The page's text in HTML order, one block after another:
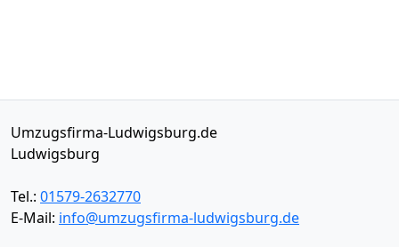
Umzugsfirma-Ludwigsburg.de
Ludwigsburg
Tel.: 01579-2632770
E-Mail: info@umzugsfirma-ludwigsburg.de